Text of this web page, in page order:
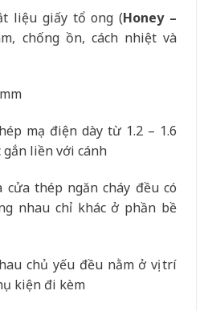
liệu giấy tổ ong (Honey –
chống ồn, cách nhiệt và
mạ điện dày từ 1.2 – 1.6
liền với cánh
cửa thép ngăn cháy đều có
nhau chỉ khác ở phần bề
chủ yếu đều nằm ở vị trí
kiện đi kèm